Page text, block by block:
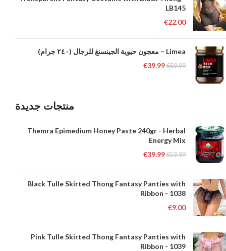
LB145
€22.00
Limea – معجون حيوية الجينسنغ للرجال (٢٤٠ جرام)
€59.99
€39.99
منتجات جديدة
Themra Epimedium Honey Paste 240gr - Herbal
Energy Mix
€59.99
€39.99
Black Tulle Skirted Thong Fantasy Panties with
Ribbon - 1038
€9.00
Pink Tulle Skirted Thong Fantasy Panties with
Ribbon - 1039